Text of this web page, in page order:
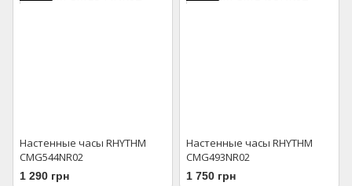
Настенные часы RHYTHM
CMG544NR02
1 290 грн
Настенные часы RHYTHM
CMG493NR02
1 750 грн